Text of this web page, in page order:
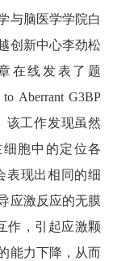
与脑医学学院白
创新中心李劲松
在线发表了题
Aberrant G3BP
该工作发现虽然
胞中的定位各
表现出相同的细
应激反应的无膜
作，引起应激颗
能力下降，从而